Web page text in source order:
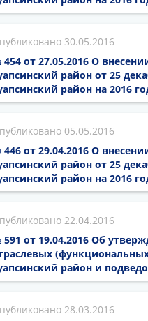
30.05.2016
от 27.05.2016 О
район от 25
район на 2016
05.05.2016
от 29.04.2016 О
район от 25
район на 2016
22.04.2016
от 19.04.2016 Об
район и
28.03.2016